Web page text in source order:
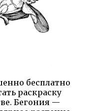
бесплатно
раскраску
Бегония —